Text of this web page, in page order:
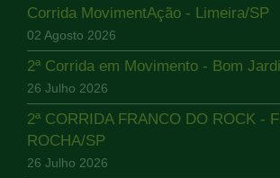
Corrida MovimentAção - Limeira/SP
02 Agosto 2026
2ª Corrida em Movimento - Bom
26 Julho 2026
2ª CORRIDA FRANCO DO ROCK -
ROCHA/SP
26 Julho 2026